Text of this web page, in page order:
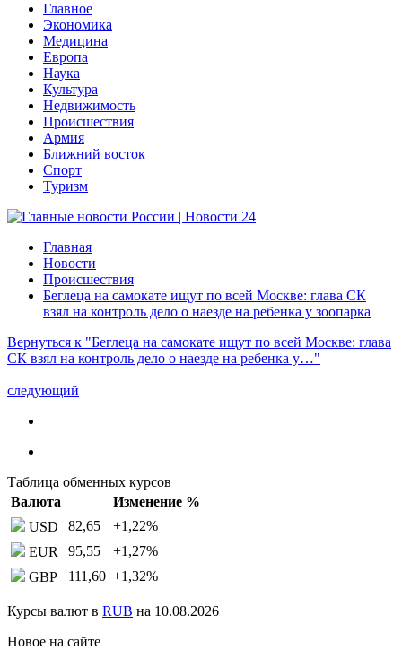
Главное
Экономика
Медицина
Европа
Наука
Культура
Недвижимость
Происшествия
Армия
Ближний восток
Спорт
Туризм
Главная
Новости
Происшествия
Беглеца на самокате ищут по всей Москве: глава СК
взял на контроль дело о наезде на ребенка у зоопарка
Вернуться к "Беглеца на самокате ищут по всей Москве: глава
СК взял на контроль дело о наезде на ребенка у…"
следующий
Таблица обменных курсов
Валюта
Изменение %
USD
82,65 +1,22%
EUR
95,55 +1,27%
GBP
111,60 +1,32%
Курсы валют в RUB на 10.08.2026
Новое на сайте